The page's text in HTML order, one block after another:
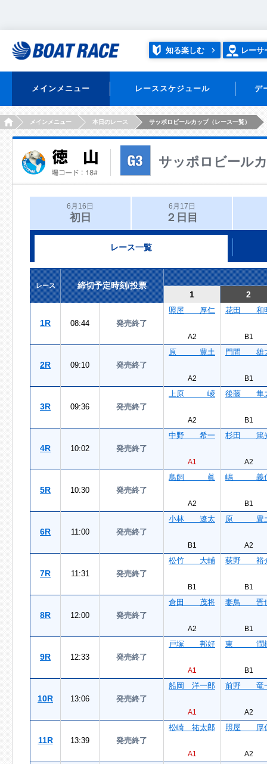
知る楽しむ レーサ
メインメニュー レーススケジュール デ
HOMEメインメニュー 本日のレース サッポロビールカップ（レース一覧）
サッポロビール
6月16日
初日
6月17日
２日目
レース一覧
レース
締切予定時刻/投票
1
2
1R 08:44 発売終了
照屋 厚仁
A2
花田 和
B1
2R 09:10 発売終了
原 豊土
A2
門間 雄
B1
3R 09:36 発売終了
上原 崚
A2
後藤 隼
B1
4R 10:02 発売終了
中野 希一
A1
杉田 篤
A2
5R 10:30 発売終了
鳥飼 眞
A2
嶋 義
B1
6R 11:00 発売終了
小林 遼太
B1
原 豊
A2
7R 11:31 発売終了
松竹 大輔
B1
荻野 裕
B1
8R 12:00 発売終了
倉田 茂将
A2
妻鳥 晋
B1
9R 12:33 発売終了
戸塚 邦好
A1
東 潤
B1
10R 13:06 発売終了
船岡 洋一郎
A1
前野 竜
A2
11R 13:39 発売終了
松崎 祐太郎
A1
照屋 厚
A2